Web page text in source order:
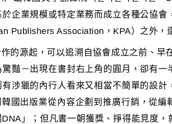
企業規模或特定業務而成立各種公協
Publishers Association，KPA）之外
的源起，可以追溯自協會成立之前、早
豔－出現在書封右上角的圓月，卻有
涉獵的內行人看來又相當不簡單的設
國出版業從內容企劃到推廣行銷，從
」；但凡書一朝獲獎、掙得能見度